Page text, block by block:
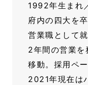
1992年生まれ
府内の四大を
営業職として就
2年間の営業を
移動。採用ペ
2021年現在は